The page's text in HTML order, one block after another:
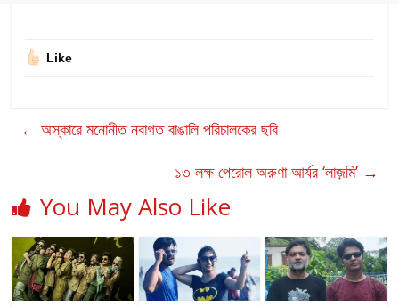
Like
← অস্কারে মনোনীত নবাগত বাঙালি পরিচালকের ছবি
১৩ লক্ষ পেরোল অরুণা আর্যর ‘লাজ়মি’ →
You May Also Like